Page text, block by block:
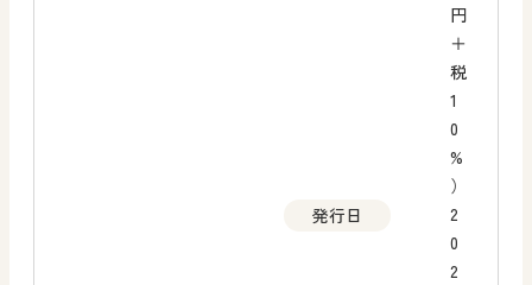
円
＋
税
1
0
%
）
発行日
2
0
2